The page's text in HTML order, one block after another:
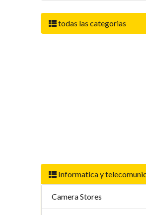
todas las categorias
Informatica y
Camera Stores